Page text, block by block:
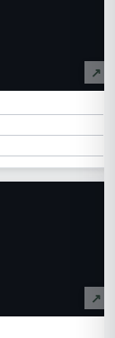
↗
↗